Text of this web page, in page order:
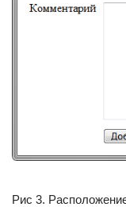
Рис 3.